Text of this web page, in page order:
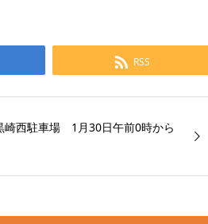
RSS
崎西駐車場 1月30日午前0時から